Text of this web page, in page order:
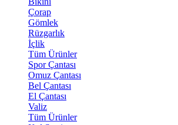
Çorap
Gömlek
Rüzgarlık
İçlik
Tüm Ürünler
Spor Çantası
Omuz Çantası
Bel Çantası
El Çantası
Valiz
Tüm Ürünler